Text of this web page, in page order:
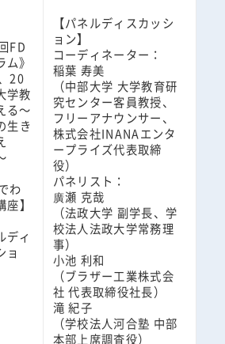
FD
ム》
20
学教
る～
生き
わ
】
ディ
ョ
【パネルディスカッシ
ョン】
コーディネーター：
稲葉 寿美
（中部大学 大学教育研
究センター客員教授、
フリーアナウンサー、
株式会社INANAエンタ
ープライズ代表取締
役）
パネリスト：
廣瀬 克哉
（法政大学 副学長、学
校法人法政大学常務理
事）
小池 利和
（ブラザー工業株式会
社 代表取締役社長）
滝 紀子
（学校法人河合塾 中部
本部上席調査役）